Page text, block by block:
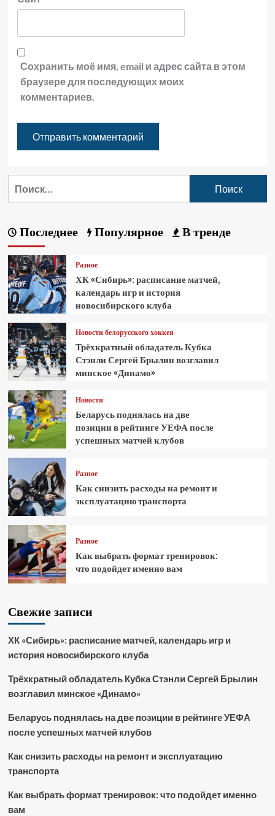
Сохранить моё имя, email и адрес сайта в этом
браузере для последующих моих
комментариев.
Последнее Популярное В тренде
Разное
ХК «Сибирь»: расписание матчей,
календарь игр и история
новосибирского клуба
Новости белорусского хоккея
Трёхкратный обладатель Кубка
Стэнли Сергей Брылин возглавил
минское «Динамо»
Новости
Беларусь поднялась на две
позиции в рейтинге УЕФА после
успешных матчей клубов
Разное
Как снизить расходы на ремонт и
эксплуатацию транспорта
Разное
Как выбрать формат тренировок:
что подойдет именно вам
Свежие записи
ХК «Сибирь»: расписание матчей, календарь игр и
история новосибирского клуба
Трёхкратный обладатель Кубка Стэнли Сергей Брылин
возглавил минское «Динамо»
Беларусь поднялась на две позиции в рейтинге УЕФА
после успешных матчей клубов
Как снизить расходы на ремонт и эксплуатацию
транспорта
Как выбрать формат тренировок: что подойдет именно
вам